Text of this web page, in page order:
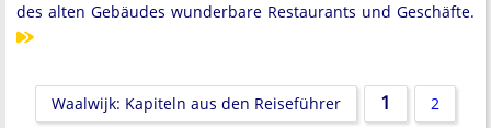
des alten Gebäudes wunderbare Restaurants und Geschäfte.
Waalwijk: Kapiteln aus den Reiseführer 1 2